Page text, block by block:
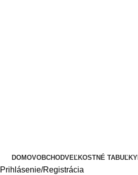
DOMOVOBCHODVEĽKOSTNÉ TABUĽKY
Prihlásenie/Registrácia